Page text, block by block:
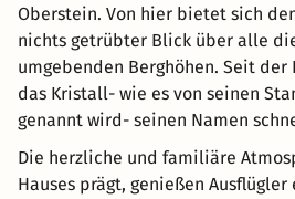
Oberstein. Von hier bietet sich
nichts getrübter Blick über alle
umgebenden Berghöhen. Seit der
das Kristall- wie es von seinen
genannt wird- seinen Namen
Die herzliche und familiäre
Hauses prägt, genießen